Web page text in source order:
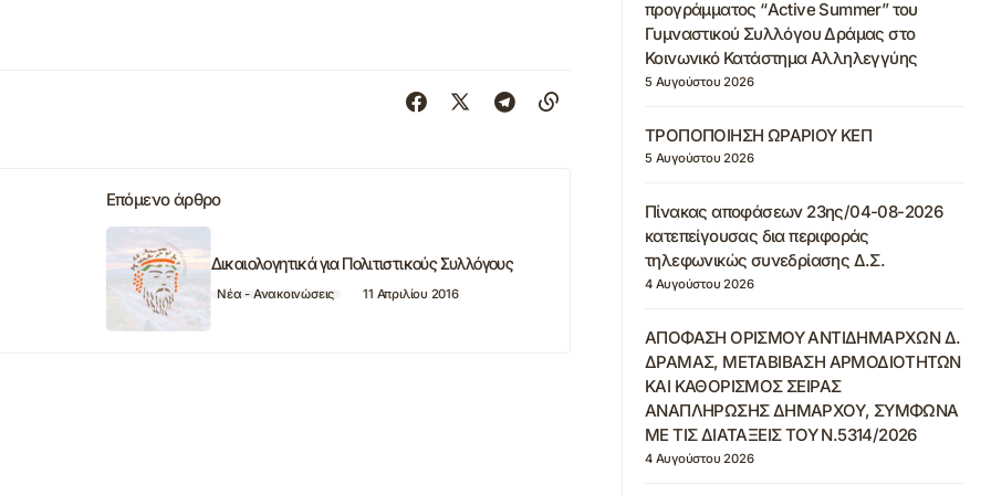
Επόμενο άρθρο
Δικαιολογητικά για Πολιτιστικούς Συλλόγους
Νέα - Ανακοινώσεις 11 Απριλίου 2016
προγράμματος “Active Summer” του
Γυμναστικού Συλλόγου Δράμας στο
Κοινωνικό Κατάστημα Αλληλεγγύης
5 Αυγούστου 2026
ΤΡΟΠΟΠΟΙΗΣΗ ΩΡΑΡΙΟΥ ΚΕΠ
5 Αυγούστου 2026
Πίνακας αποφάσεων 23ης/04-08-2026
κατεπείγουσας δια περιφοράς
τηλεφωνικώς συνεδρίασης Δ.Σ.
4 Αυγούστου 2026
ΑΠΟΦΑΣΗ ΟΡΙΣΜΟΥ ΑΝΤΙΔΗΜΑΡΧΩΝ Δ.
ΔΡΑΜΑΣ, ΜΕΤΑΒΙΒΑΣΗ ΑΡΜΟΔΙΟΤΗΤΩΝ
ΚΑΙ ΚΑΘΟΡΙΣΜΟΣ ΣΕΙΡΑΣ
ΑΝΑΠΛΗΡΩΣΗΣ ΔΗΜΑΡΧΟΥ, ΣΥΜΦΩΝΑ
ΜΕ ΤΙΣ ΔΙΑΤΑΞΕΙΣ ΤΟΥ Ν.5314/2026
4 Αυγούστου 2026